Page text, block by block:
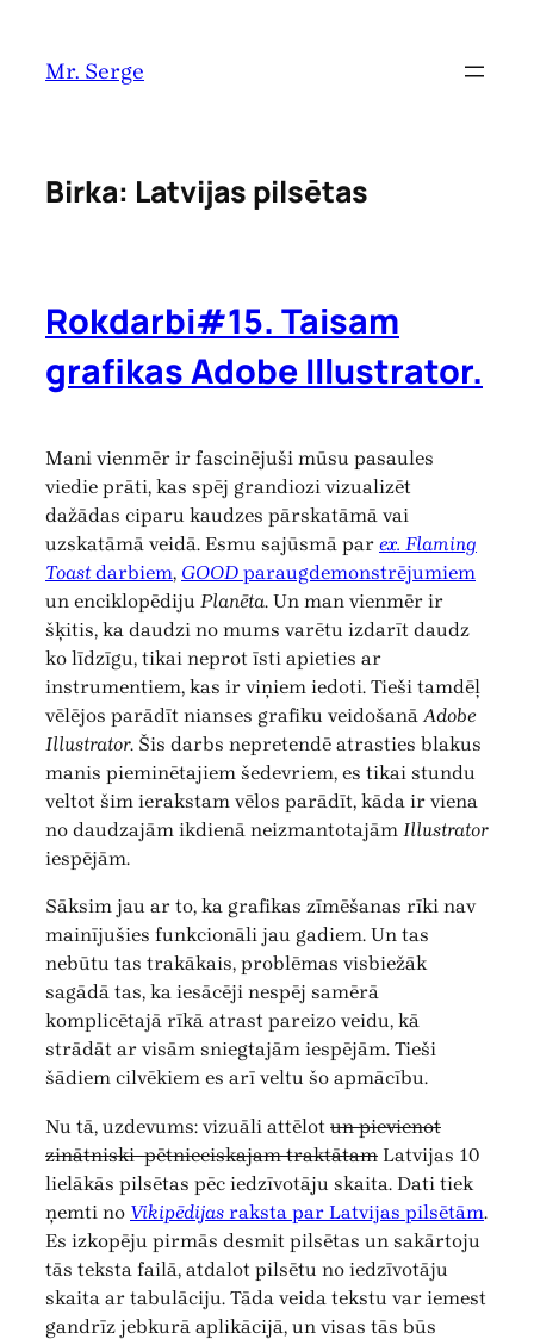
saturu
Mr. Serge
Birka: Latvijas pilsētas
Rokdarbi#15. Taisam
grafikas Adobe Illustrator.
Mani vienmēr ir fascinējuši mūsu pasaules
viedie prāti, kas spēj grandiozi vizualizēt
dažādas ciparu kaudzes pārskatāmā vai
uzskatāmā veidā. Esmu sajūsmā par ex. Flaming
Toastdarbiem, GOOD paraugdemonstrējumiem
un enciklopēdiju Planēta. Un man vienmēr ir
šķitis, ka daudzi no mums varētu izdarīt daudz
ko līdzīgu, tikai neprot īsti apieties ar
instrumentiem, kas ir viņiem iedoti. Tieši tamdēļ
vēlējos parādīt nianses grafiku veidošanāAdobe
Illustrator. Šis darbs nepretendē atrasties blakus
manis pieminētajiem šedevriem, es tikai stundu
veltot šim ierakstam vēlos parādīt, kāda ir viena
no daudzajām ikdienā neizmantotajām Illustrator
iespējām.
Sāksim jau ar to, ka grafikas zīmēšanas rīki nav
mainījušies funkcionāli jau gadiem. Un tas
nebūtu tas trakākais, problēmas visbiežāk
sagādā tas, ka iesācēji nespēj samērā
komplicētajā rīkā atrast pareizo veidu, kā
strādāt ar visām sniegtajām iespējām. Tieši
šādiem cilvēkiem es arī veltu šo apmācību.
Nu tā, uzdevums: vizuāli attēlot un pievienot
zinātniski–pētnieciskajam traktātam Latvijas 10
lielākās pilsētas pēc iedzīvotāju skaita. Dati tiek
ņemti no Vikipēdijas raksta par Latvijas pilsētām.
Es izkopēju pirmās desmit pilsētas un sakārtoju
tās teksta failā, atdalot pilsētu no iedzīvotāju
skaita ar tabulāciju. Tāda veida tekstu var iemest
gandrīz jebkurā aplikācijā, un visas tās būs